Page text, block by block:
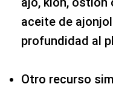
aceite de
profundidad al
Otro recurso